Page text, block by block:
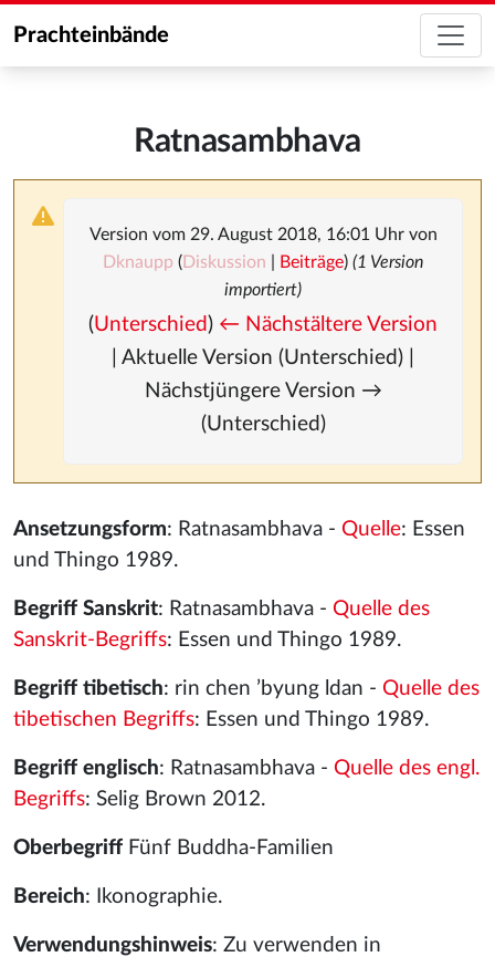
Prachteinbände
Ratnasambhava
Version vom 29. August 2018, 16:01 Uhr von
Dknaupp (Diskussion Beiträge) (1 Version
importiert)
(Unterschied ) ← Nächstältere Version
| Aktuelle Version (Unterschied) |
Nächstjüngere Version →
(Unterschied)
Ansetzungsform: Ratnasambhava - Quelle: Essen
und Thingo 1989.
Begriff Sanskrit: Ratnasambhava - Quelle des
Sanskrit-Begriffs: Essen und Thingo 1989.
Begriff tibetisch: rin chen ’byung ldan - Quelle des
tibetischen Begriffs: Essen und Thingo 1989.
Begriff englisch: Ratnasambhava - Quelle des engl.
Begriffs: Selig Brown 2012.
Oberbegriff Fünf Buddha-Familien
Bereich: Ikonographie.
Verwendungshinweis: Zu verwenden in